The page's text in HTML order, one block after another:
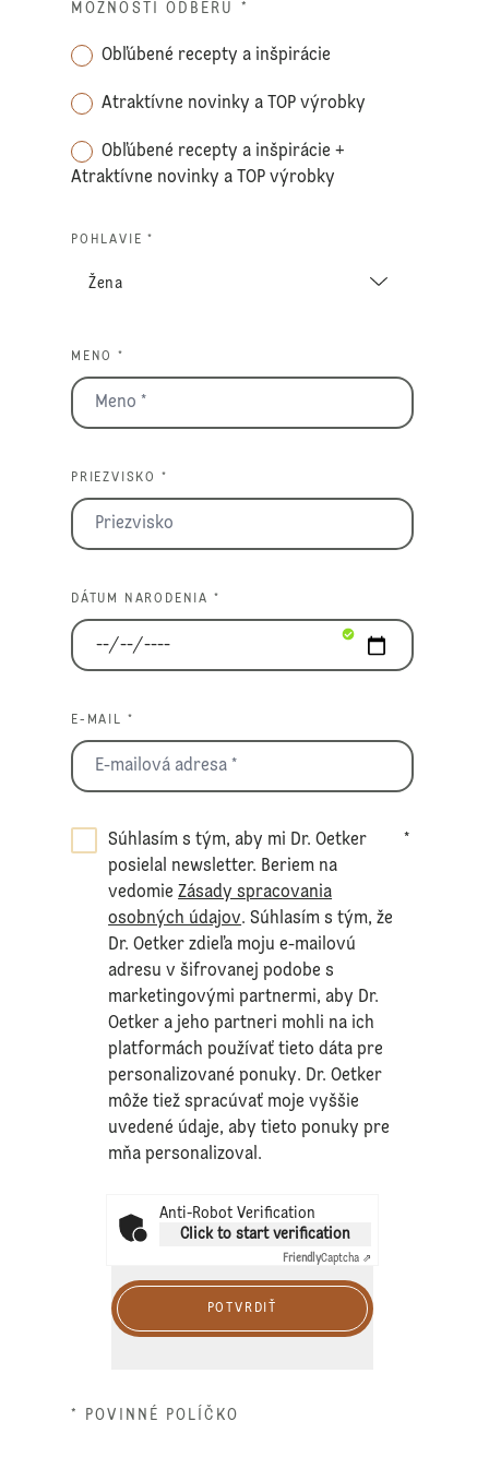
MOŽNOSTI ODBERU *
Obľúbené recepty a inšpirácie
Atraktívne novinky a TOP výrobky
Obľúbené recepty a inšpirácie +
Atraktívne novinky a TOP výrobky
POHLAVIE *
MENO *
PRIEZVISKO *
DÁTUM NARODENIA *
E-MAIL *
Súhlasím s tým, aby mi Dr. Oetker
posielal newsletter. Beriem na
vedomieZásady spracovania
osobných údajov. Súhlasím s tým, že
Dr. Oetker zdieľa moju e-mailovú
adresu v šifrovanej podobe s
marketingovými partnermi, aby Dr.
Oetker a jeho partneri mohli na ich
platformách používať tieto dáta pre
personalizované ponuky. Dr. Oetker
môže tiež spracúvať moje vyššie
uvedené údaje, aby tieto ponuky pre
mňa personalizoval.
*
Anti-Robot Verification
Click to start verification
FriendlyCaptcha ⇗
POTVRDIŤ
* POVINNÉ POLÍČKO